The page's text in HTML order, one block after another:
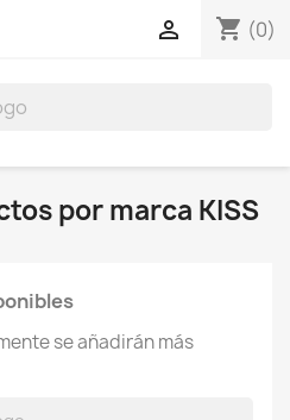
shopping_cart (0)

por marca KISS
se añadirán más